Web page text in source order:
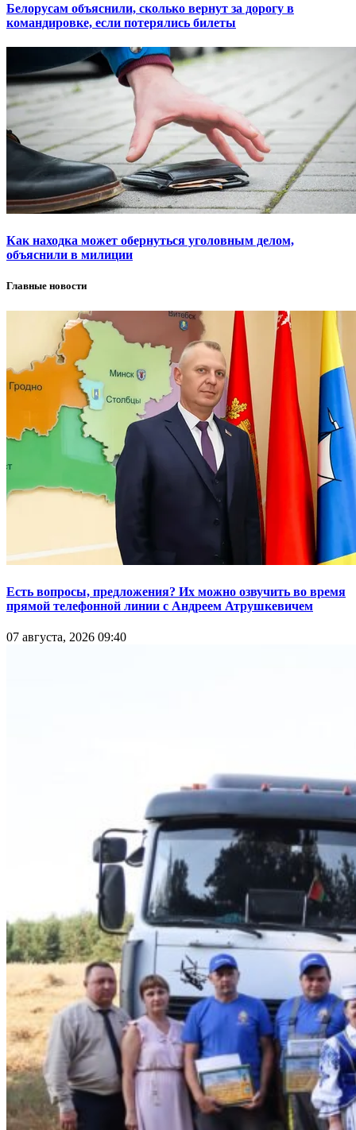
Белорусам объяснили, сколько вернут за дорогу в
командировке, если потерялись билеты
Как находка может обернуться уголовным делом,
объяснили в милиции
Главные новости
Есть вопросы, предложения? Их можно озвучить во время
прямой телефонной линии с Андреем Атрушкевичем
07 августа, 2026 09:40